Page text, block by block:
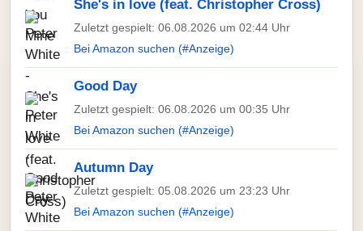
She's in love (feat. Christopher Cross)
Zuletzt gespielt: 06.08.2026 um 02:44 Uhr
Bei Amazon suchen (#Anzeige)
Good Day
Zuletzt gespielt: 06.08.2026 um 00:35 Uhr
Bei Amazon suchen (#Anzeige)
Autumn Day
Zuletzt gespielt: 05.08.2026 um 23:23 Uhr
Bei Amazon suchen (#Anzeige)